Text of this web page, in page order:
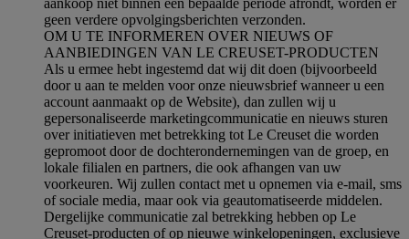
geen verdere opvolgingsberichten verzonden.
OM U TE INFORMEREN OVER NIEUWS OF
AANBIEDINGEN VAN LE CREUSET-PRODUCTEN
Als u ermee hebt ingestemd dat wij dit doen (bijvoorbeeld
door u aan te melden voor onze nieuwsbrief wanneer u een
account aanmaakt op de Website), dan zullen wij u
gepersonaliseerde marketingcommunicatie en nieuws sturen
over initiatieven met betrekking tot Le Creuset die worden
gepromoot door de dochterondernemingen van de groep, en
lokale filialen en partners, die ook afhangen van uw
voorkeuren. Wij zullen contact met u opnemen via e-mail, sms
of sociale media, maar ook via geautomatiseerde middelen.
Dergelijke communicatie zal betrekking hebben op Le
Creuset-producten of op nieuwe winkelopeningen, exclusieve